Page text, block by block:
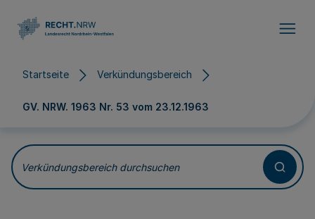
Startseite Verkündungsbereich
GV. NRW. 1963 Nr. 53 vom 23.12.1963
Verkündungsbereich durchsuchen